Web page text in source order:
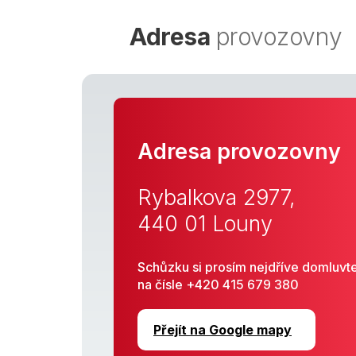
Adresa provozovny
Adresa provozovny
Rybalkova 2977,
440 01 Louny
Schůzku si prosím nejdříve
na čísle +420 415 679 380
Přejít na Google mapy